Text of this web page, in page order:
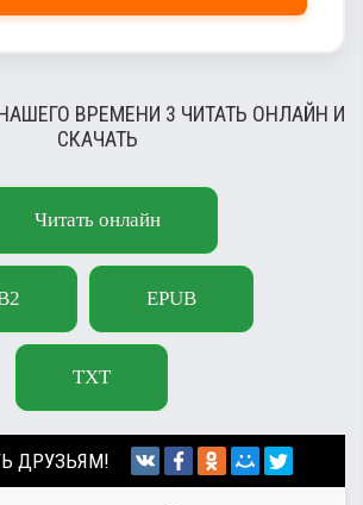
ВРЕМЕНИ 3 ЧИТАТЬ ОНЛАЙН И
СКАЧАТЬ
Читать онлайн
EPUB
TXT
ДРУЗЬЯМ!